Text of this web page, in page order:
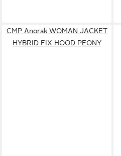
CMP Anorak WOMAN JACKET
HYBRID FIX HOOD PEONY